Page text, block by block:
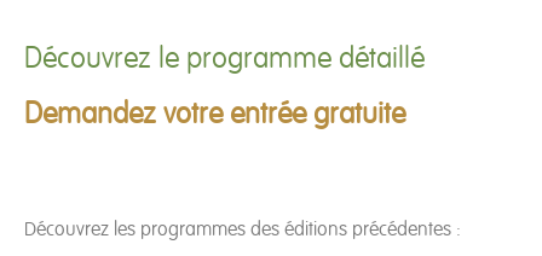
Découvrez le programme détaillé
Demandez votre entrée gratuite
Découvrez les programmes des éditions précédentes :